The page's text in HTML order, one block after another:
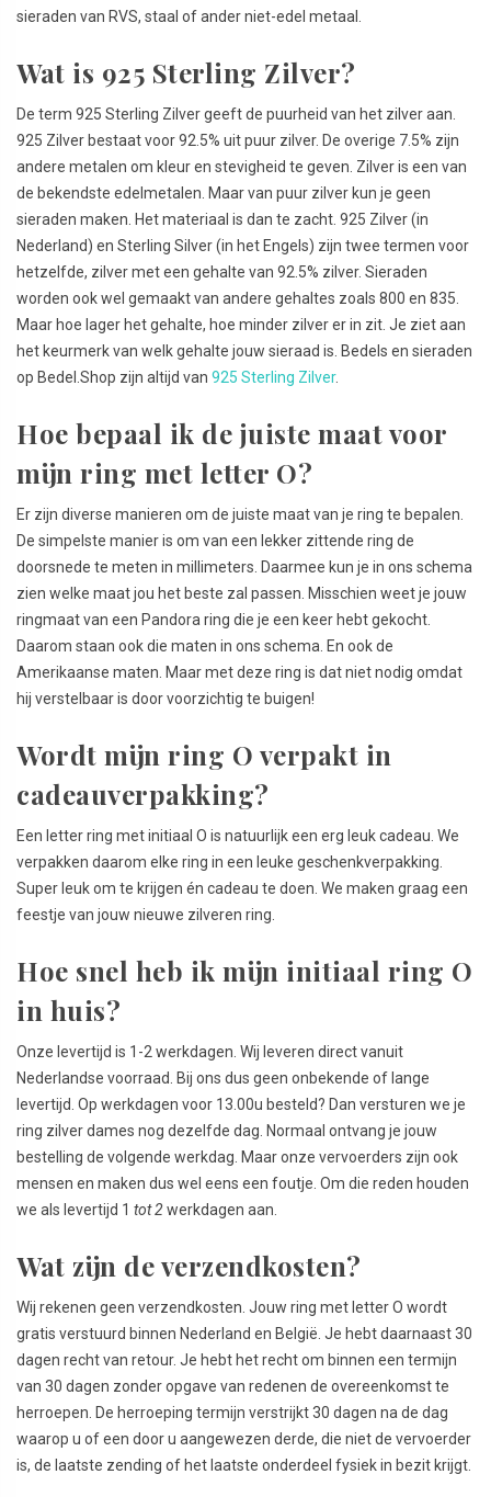
sieraden van RVS, staal of ander niet-edel metaal.
Wat is 925 Sterling Zilver?
De term 925 Sterling Zilver geeft de puurheid van het zilver aan.
925 Zilver bestaat voor 92.5% uit puur zilver. De overige 7.5% zijn
andere metalen om kleur en stevigheid te geven. Zilver is een van
de bekendste edelmetalen. Maar van puur zilver kun je geen
sieraden maken. Het materiaal is dan te zacht. 925 Zilver (in
Nederland) en Sterling Silver (in het Engels) zijn twee termen voor
hetzelfde, zilver met een gehalte van 92.5% zilver. Sieraden
worden ook wel gemaakt van andere gehaltes zoals 800 en 835.
Maar hoe lager het gehalte, hoe minder zilver er in zit. Je ziet aan
het keurmerk van welk gehalte jouw sieraad is. Bedels en sieraden
op Bedel.Shop zijn altijd van 925 Sterling Zilver.
Hoe bepaal ik de juiste maat voor
mijn ring met letter O?
Er zijn diverse manieren om de juiste maat van je ring te bepalen.
De simpelste manier is om van een lekker zittende ring de
doorsnede te meten in millimeters. Daarmee kun je in ons schema
zien welke maat jou het beste zal passen. Misschien weet je jouw
ringmaat van een Pandora ring die je een keer hebt gekocht.
Daarom staan ook die maten in ons schema. En ook de
Amerikaanse maten. Maar met deze ring is dat niet nodig omdat
hij verstelbaar is door voorzichtig te buigen!
Wordt mijn ring O verpakt in
cadeauverpakking?
Een letter ring met initiaal O is natuurlijk een erg leuk cadeau. We
verpakken daarom elke ring in een leuke geschenkverpakking.
Super leuk om te krijgen én cadeau te doen. We maken graag een
feestje van jouw nieuwe zilveren ring.
Hoe snel heb ik mijn initiaal ring O
in huis?
Onze levertijd is 1-2 werkdagen. Wij leveren direct vanuit
Nederlandse voorraad. Bij ons dus geen onbekende of lange
levertijd. Op werkdagen voor 13.00u besteld? Dan versturen we je
ring zilver dames nog dezelfde dag. Normaal ontvang je jouw
bestelling de volgende werkdag. Maar onze vervoerders zijn ook
mensen en maken dus wel eens een foutje. Om die reden houden
we als levertijd 1 tot 2werkdagen aan.
Wat zijn de verzendkosten?
Wij rekenen geen verzendkosten. Jouw ring met letter O wordt
gratis verstuurd binnen Nederland en België. Je hebt daarnaast 30
dagen recht van retour. Je hebt het recht om binnen een termijn
van 30 dagen zonder opgave van redenen de overeenkomst te
herroepen. De herroeping termijn verstrijkt 30 dagen na de dag
waarop u of een door u aangewezen derde, die niet de vervoerder
is, de laatste zending of het laatste onderdeel fysiek in bezit krijgt.